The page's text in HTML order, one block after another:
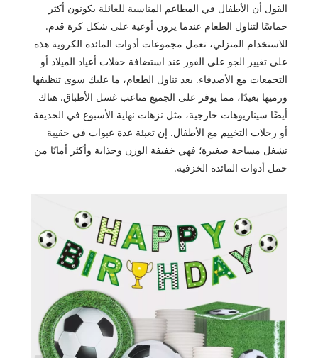
القول أن الأطفال في المطاعم المناسبة للعائلة يكونون أكثر
حماسًا لتناول الطعام عندما يرون أوعية على شكل كرة قدم.
للاستخدام المنزلي، تعمل مجموعات أدوات المائدة الكروية هذه
على تغيير الجو على الفور عند استضافة حفلات أعياد الميلاد أو
التجمعات مع الأصدقاء. بعد تناول الطعام، ما عليك سوى تنظيفها
ورميها بعيدًا، مما يوفر على الجميع متاعب غسل الأطباق. هناك
أيضًا سيناريوهات خارجية، مثل نزهات نهاية الأسبوع في الحديقة
أو رحلات التخييم مع الأطفال. إن تعبئة عدة عبوات في حقيبة
تشغل مساحة صغيرة؛ فهي خفيفة الوزن وجذابة وأكثر أمانًا من
حمل أدوات المائدة الخزفية.